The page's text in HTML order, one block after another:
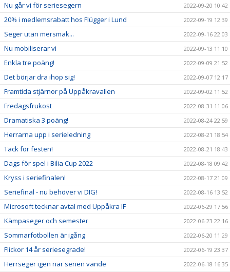
Nu går vi för seriesegern 2022-09-20 10:42
20% i medlemsrabatt hos Flügger i Lund 2022-09-19 12:39
Seger utan mersmak... 2022-09-16 22:03
Nu mobiliserar vi 2022-09-13 11:10
Enkla tre poäng! 2022-09-09 21:52
Det börjar dra ihop sig! 2022-09-07 12:17
Framtida stjärnor på Uppåkravallen 2022-09-02 11:52
Fredagsfrukost 2022-08-31 11:06
Dramatiska 3 poäng! 2022-08-24 22:59
Herrarna upp i serieledning 2022-08-21 18:54
Tack för festen! 2022-08-21 18:43
Dags för spel i Bilia Cup 2022 2022-08-18 09:42
Kryss i seriefinalen! 2022-08-17 21:09
Seriefinal - nu behöver vi DIG! 2022-08-16 13:52
Microsoft tecknar avtal med Uppåkra IF 2022-06-29 17:56
Kämpaseger och semester 2022-06-23 22:16
Sommarfotbollen är igång 2022-06-20 11:29
Flickor 14 år seriesegrade! 2022-06-19 23:37
Herrseger igen när serien vände 2022-06-18 16:35